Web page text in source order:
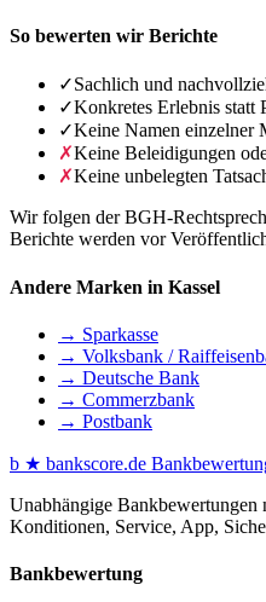
So bewerten wir Berichte
✓Sachlich und
✓Konkretes Erlebnis statt
✓Keine Namen einzelner
✗Keine Beleidigungen
✗Keine unbelegten
Wir folgen der BGH-
Berichte werden vor
Andere Marken in Kassel
→ Sparkasse
→ Volksbank /
→ Deutsche Bank
→ Commerzbank
→ Postbank
b ★ bankscore.de
Unabhängige
Konditionen, Service, App,
Bankbewertung